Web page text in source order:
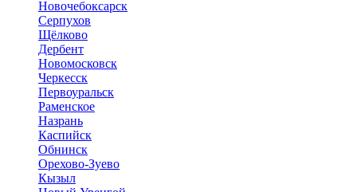
Новочебоксарск
Серпухов
Щёлково
Дербент
Новомосковск
Черкесск
Первоуральск
Раменское
Назрань
Каспийск
Обнинск
Орехово-Зуево
Кызыл